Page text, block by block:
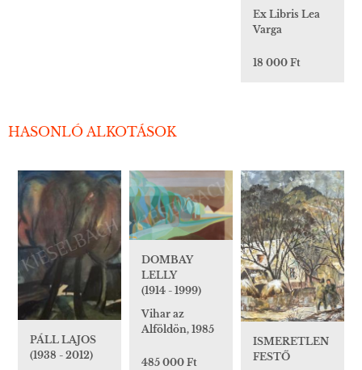
Ex Libris Lea
Varga
18 000 Ft
HASONLÓ ALKOTÁSOK
PÁLL LAJOS
(1938 - 2012)
DOMBAY
LELLY
(1914 - 1999)
Vihar az
Alföldön, 1985
485 000 Ft
ISMERETLEN
FESTŐ